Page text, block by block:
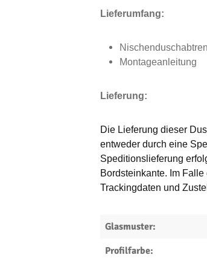
Lieferumfang:
Montageanleitung
Lieferung:
Die Lieferung dieser
entweder durch eine
Speditionslieferung
Bordsteinkante. Im
Trackingdaten und
Glasmuster:
Profilfarbe: